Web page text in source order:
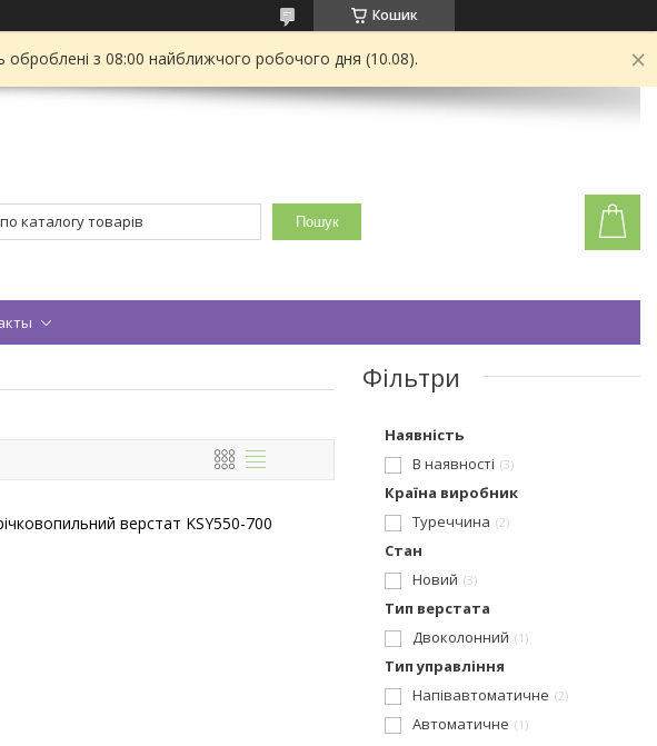
Кошик
оброблені з 08:00 найближчого робочого дня (10.08).
Пошук
верстат KSY550-700
Фільтри
Наявність
В наявності
3
Країна виробник
Туреччина
2
Стан
Новий
3
Тип верстата
Двоколонний
1
Тип управління
Напівавтоматичне
2
Автоматичне 1